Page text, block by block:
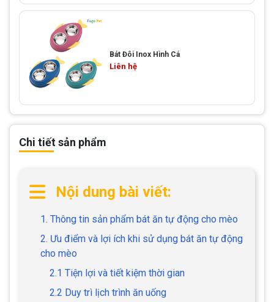
Chi tiết sản phẩm
Nội dung bài viết:
1. Thông tin sản phẩm bát ăn tự động cho mèo
2. Ưu điểm và lợi ích khi sử dụng bát ăn tự động
cho mèo
2.1 Tiện lợi và tiết kiệm thời gian
2.2 Duy trì lịch trình ăn uống
Bát Đôi Inox Hình Cá
Liên hệ